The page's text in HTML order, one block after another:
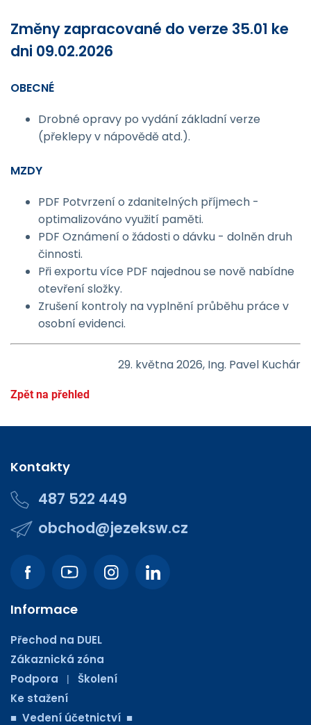
Změny zapracované do verze 35.01 ke
dni 09.02.2026
OBECNÉ
Drobné opravy po vydání základní verze
(překlepy v nápovědě atd.).
MZDY
PDF Potvrzení o zdanitelných příjmech -
optimalizováno využití paměti.
PDF Oznámení o žádosti o dávku - dolněn druh
činnosti.
Při exportu více PDF najednou se nově nabídne
otevření složky.
Zrušení kontroly na vyplnění průběhu práce v
osobní evidenci.
29. května 2026, Ing. Pavel Kuchár
Zpět na přehled
Kontakty
487 522 449
obchod@jezeksw.cz
Informace
Přechod na DUEL
Zákaznická zóna
Podpora
| Školení
Ke stažení
■ Vedení účetnictví ■